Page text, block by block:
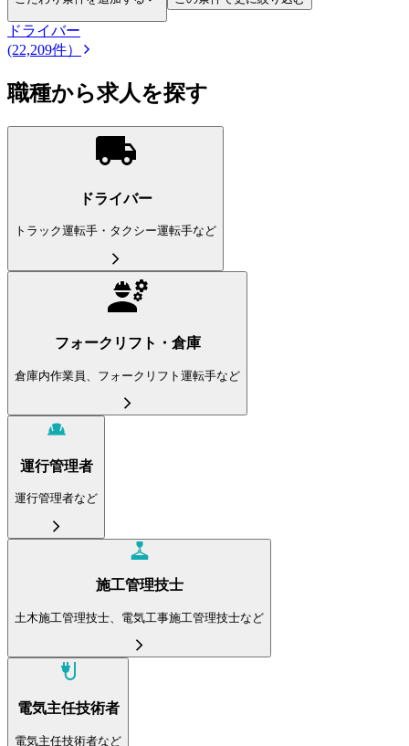
ドライバー
(22,209件）
職種から求人を探す
ドライバー
トラック運転手・タクシー運転手など
フォークリフト・倉庫
倉庫内作業員、フォークリフト運転手など
運行管理者
運行管理者など
施工管理技士
土木施工管理技士、電気工事施工管理技士など
電気主任技術者
電気主任技術者など